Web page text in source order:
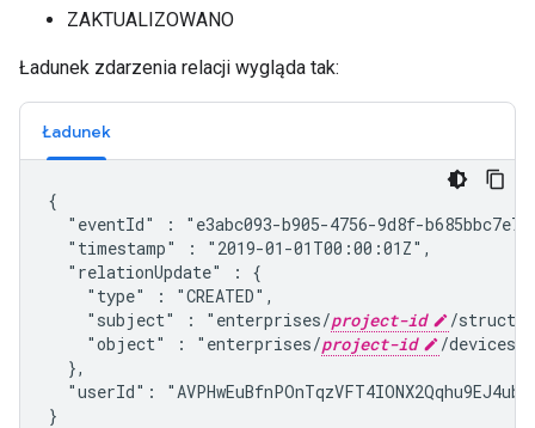
ZAKTUALIZOWANO
Ładunek zdarzenia relacji wygląda tak:
Ładunek
{
"eventId" : "e3abc093-b905-4756-9d8f-
  "timestamp" : "2019-01-01T00:00:01Z",
  "relationUpdate" : {
    "type" : "CREATED",
    "subject" : "enterprises/
project-id
/
    "object" : "enterprises/
project-id /devices/
  },
"userId":
}